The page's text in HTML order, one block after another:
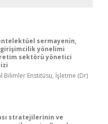
sermayenin,
yönelimi
sektörü yönetici
Bilimler Enstitüsü, İşletme (Dr)
stratejilerinin ve